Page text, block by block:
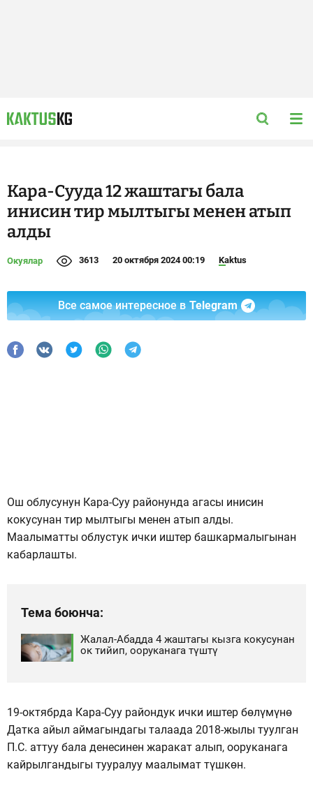
Кара-Сууда 12 жаштагы бала
инисин тир мылтыгы менен атып
алды
Окуялар 3613 20 октября 2024 00:19 Kaktus
Все самое интересное в Telegram
Ош облусунун Кара-Суу районунда агасы инисин
кокусунан тир мылтыгы менен атып алды.
Маалыматты облустук ички иштер башкармалыгынан
кабарлашты.
Тема боюнча:
Жалал-Абадда 4 жаштагы кызга кокусунан
ок тийип, ооруканага түштү
19-октябрда Кара-Суу райондук ички иштер бөлүмүнө
Датка айыл аймагындагы талаада 2018-жылы туулган
П.С. аттуу бала денесинен жаракат алып, ооруканага
кайрылгандыгы тууралуу маалымат түшкөн.